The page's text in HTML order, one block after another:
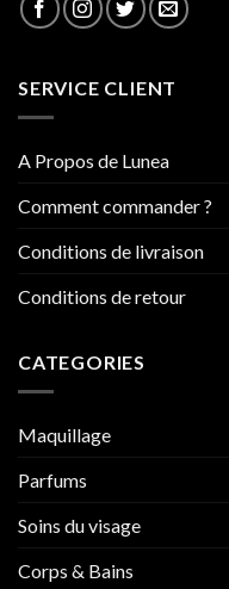
SERVICE CLIENT
A Propos de Lunea
Comment commander ?
Conditions de livraison
Conditions de retour
CATEGORIES
Maquillage
Parfums
Soins du visage
Corps & Bains